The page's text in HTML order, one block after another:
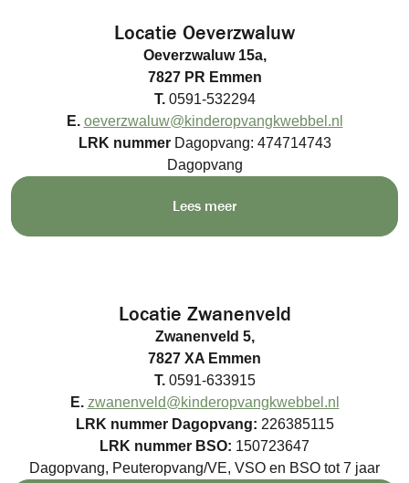
Locatie Oeverzwaluw
Oeverzwaluw 15a,
7827 PR Emmen
T. 0591-532294
E. oeverzwaluw@kinderopvangkwebbel.nl
LRK nummerDagopvang: 474714743
Dagopvang
Lees meer
Locatie Zwanenveld
Zwanenveld 5,
7827 XA Emmen
T. 0591-633915
E. zwanenveld@kinderopvangkwebbel.nl
LRK nummer Dagopvang: 226385115
LRK nummer BSO: 150723647
Dagopvang, Peuteropvang/VE, VSO en BSO tot 7 jaar